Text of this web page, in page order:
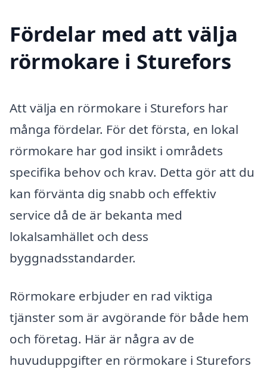
Fördelar med att välja
rörmokare i Sturefors
Att välja en rörmokare i Sturefors har
många fördelar. För det första, en lokal
rörmokare har god insikt i områdets
specifika behov och krav. Detta gör att du
kan förvänta dig snabb och effektiv
service då de är bekanta med
lokalsamhället och dess
byggnadsstandarder.
Rörmokare erbjuder en rad viktiga
tjänster som är avgörande för både hem
och företag. Här är några av de
huvuduppgifter en rörmokare i Sturefors